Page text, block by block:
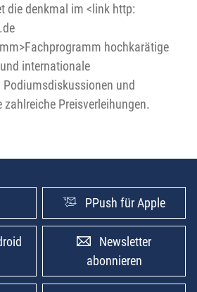
die denkmal im <link http:
hochkarätige
internationale
und
zahlreiche Preisverleihungen.
PPush für Apple
Newsletter
abonnieren